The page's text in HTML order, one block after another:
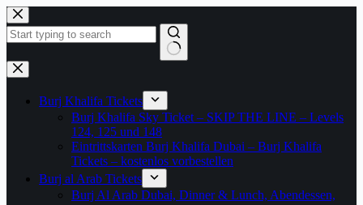
Zum
Inhalt
springen
Keine
Ergebnisse
Burj Khalifa Tickets
Burj Khalifa Sky Ticket – SKIP THE LINE – Levels
124, 125 und 148
Eintrittskarten Burj Khalifa Dubai – Burj Khalifa
Tickets – kostenlos vorbestellen
Burj al Arab Tickets
Burj Al Arab Dubai, Dinner & Lunch, Abendessen,